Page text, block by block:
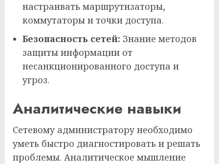
настраивать маршрутизаторы,
коммутаторы и точки доступа.
Безопасность сетей: Знание методов
защиты информации от
несанкционированного доступа и
угроз.
Аналитические навыки
Сетевому администратору необходимо
уметь быстро диагностировать и решать
проблемы. Аналитическое мышление